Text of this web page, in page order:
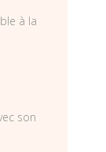
à la
son